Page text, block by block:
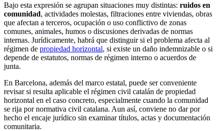
Bajo esta expresión se agrupan situaciones muy distintas: ruidos en
comunidad, actividades molestas, filtraciones entre viviendas, obras
que afectan a terceros, ocupación o uso conflictivo de zonas
comunes, animales, humos o discusiones derivadas de normas
internas. Jurídicamente, habrá que distinguir si el problema afecta al
régimen de propiedad horizontal, si existe un daño indemnizable o si
depende de estatutos, normas de régimen interno o acuerdos de
junta.
En Barcelona, además del marco estatal, puede ser conveniente
revisar si resulta aplicable el régimen civil catalán de propiedad
horizontal en el caso concreto, especialmente cuando la comunidad
se rija por normativa civil catalana. Aun así, conviene no dar por
hecho el encaje jurídico sin examinar títulos, actas y documentación
comunitaria.